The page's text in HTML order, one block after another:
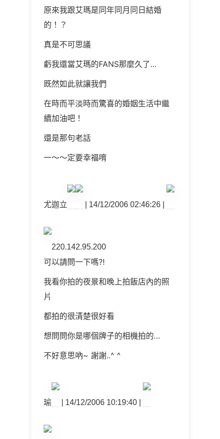
原來我跟艾瑪是同年同月同日結婚
的！？
真是不可思議
虧我還當艾瑪的FANS那麼久了…
既然如此就讓我們
在時而平淡時而驚喜的婚姻生活中繼
續加油吧！
還是那句老話
一～～定要幸福唷
尤迦立 | 14/12/2006 02:46:26 |
220.142.95.200
可以請問一下嗎?!
我看你拍的夜景和晚上拍飯店內的照
片
都拍的很清楚很好看
想問問你是哪個牌子的相機拍的…
不好意思吶~ 謝謝..^ ^
瑜 | 14/12/2006 10:19:40 |